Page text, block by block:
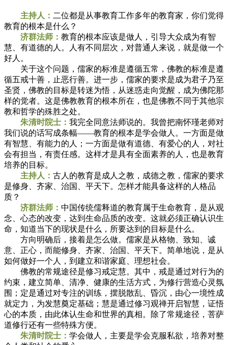
主持人： 二位都是从事教育工作多年的教育家，你们觉得
教育的根本是什么？
济群法师： 教育的根本应该是做人，引导大众成为有智
慧、有道德的人。人有不同层次，对普通人来说，就是做一个
好人。
关于这个问题，儒家的标准是遵循五常，佛教的标准是遵
循五戒十善，止恶行善。进一步，儒家的要求是成为君子乃至
圣贤，佛教的目标是转迷为悟，从迷惑走向觉醒，成为佛陀那
样的觉者。这是佛教教育的根本所在，也是佛教不同于其他宗
教和哲学的殊胜之处。
朱清时院士： 我完全同意法师说的。我曾把南怀瑾老师对
我们说的话写成条幅——教育的根本是学会做人。一方面是做
有智慧、有能力的人；一方面是做有道德、有爱心的人，对社
会有担当，有责任感。这样才是具有全面素养的人，也是教育
培养的目标。
主持人： 古人的教育是成人之教，成德之教，儒家的要求
是修身、齐家、治国、平天下。怎样才能具备这样的人格品
质？
济群法师： 中国传统儒释道的教育属于生命教育，是从观
念、心态的改变，达到生命品质的改变。这就必须正确认识生
命，知道当下的现状是什么，所要达到的目标是什么。
方向明确后，接着是怎么做。儒家是从格物、致知、诚
意、正心，而能修身、齐家、治国、平天下。简单地说，是从
如何做好一个人，到建立和谐家庭、理想社会。
佛教的常规途径是修习戒定慧。其中，戒是通过对行为的
约束，建立简单、清净、健康的生活方式，为修行营造心灵氛
围；定是通过对专注的训练，摆脱散乱、昏沉，由心一境性成
就定力，为发慧奠定基础；慧是通过修习观禅开启智慧，证悟
心的本质，由此体认生命和世界的真相。除了常规途径，菩萨
道修行还有一些特殊方便。
朱清时院士： 学会做人，主要是学会克服私欲，培养对整